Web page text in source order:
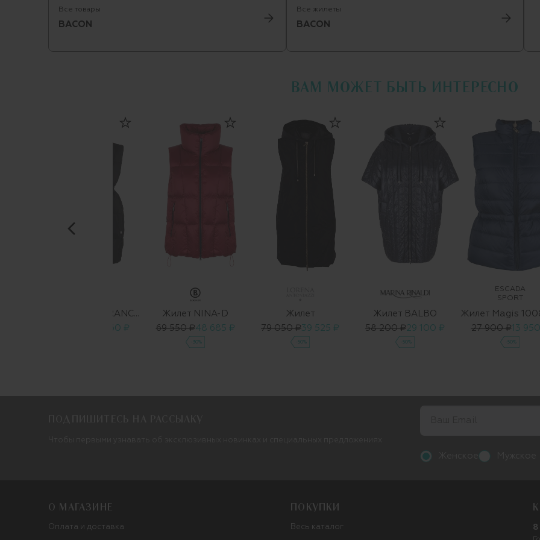
Все товары
BACON
Все жилеты
BACON
ВАМ МОЖЕТ БЫТЬ ИНТЕРЕСНО
33 960 ₽
Жилет NINA-D
69 550 ₽48 685 ₽
-30%
Жилет
79 050 ₽39 525 ₽
-50%
Жилет BALBO
58 200 ₽29 100 ₽
-50%
ESCADA
SPORT
27 900 ₽13
-50%
О МАГАЗИНЕ
Оплата и доставка
ПОКУПКИ
Весь каталог 8